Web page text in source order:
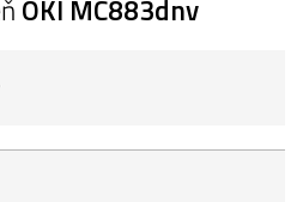
OKI MC883dnv